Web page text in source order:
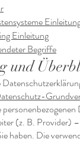
Einleitung
Begriffe
und
(z. B. Provider)
haben. Die